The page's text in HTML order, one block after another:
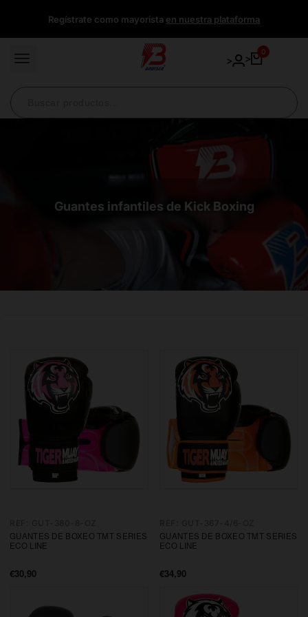
Regístrate como mayorista en nuestra plataforma
> >
0
Guantes infantiles de Kick Boxing
GUANTES DE BOXEO TMT SERIES
ECO LINE
Precio
€30,90
GUANTES DE BOXEO TMT SERIES
ECO LINE
Precio
€34,90
directamente
al
contenido